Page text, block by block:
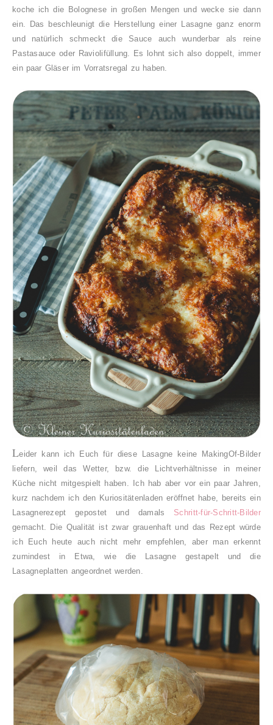
koche ich die Bolognese in großen Mengen und wecke sie dann
ein. Das beschleunigt die Herstellung einer Lasagne ganz enorm
und natürlich schmeckt die Sauce auch wunderbar als reine
Pastasauce oder Raviolifüllung. Es lohnt sich also doppelt, immer
ein paar Gläser im Vorratsregal zu haben.
Leider kann ich Euch für diese Lasagne keine MakingOf-Bilder
liefern, weil das Wetter, bzw. die Lichtverhältnisse in meiner
Küche nicht mitgespielt haben. Ich hab aber vor ein paar Jahren,
kurz nachdem ich den Kuriositätenladen eröffnet habe, bereits ein
Lasagnerezept gepostet und damals Schritt-für-Schritt-Bilder
gemacht. Die Qualität ist zwar grauenhaft und das Rezept würde
ich Euch heute auch nicht mehr empfehlen, aber man erkennt
zumindest in Etwa, wie die Lasagne gestapelt und die
Lasagneplatten angeordnet werden.